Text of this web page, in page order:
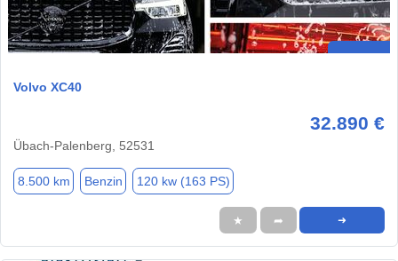
Volvo XC40
32.890 €
Übach-Palenberg, 52531
8.500 km Benzin 120 kw (163 PS)
★ ➦ ➜